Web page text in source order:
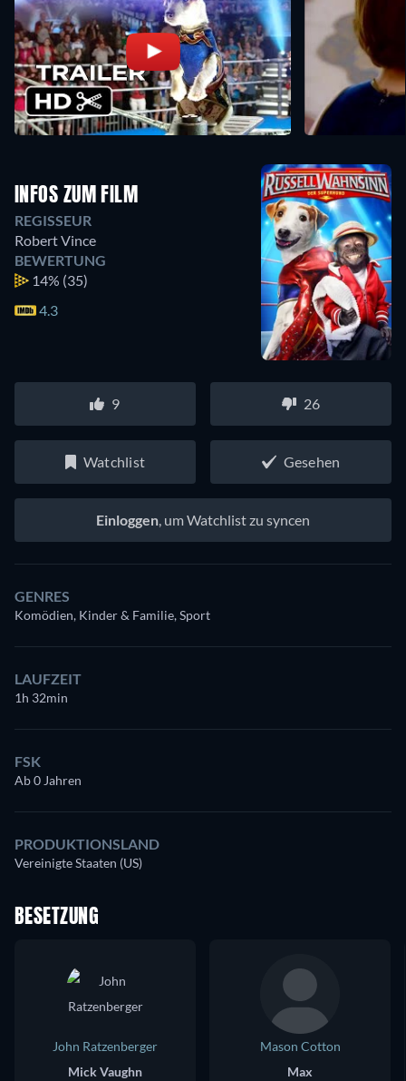
INFOS ZUM FILM
REGISSEUR
Robert Vince
BEWERTUNG
14% (35)
4.3
9 26
Watchlist Gesehen
Einloggen , um Watchlist zu syncen
GENRES
Komödien, Kinder & Familie, Sport
LAUFZEIT
1h 32min
FSK
Ab 0 Jahren
PRODUKTIONSLAND
Vereinigte Staaten (US)
BESETZUNG
John Ratzenberger
Mick Vaughn
Mason Cotton
Max